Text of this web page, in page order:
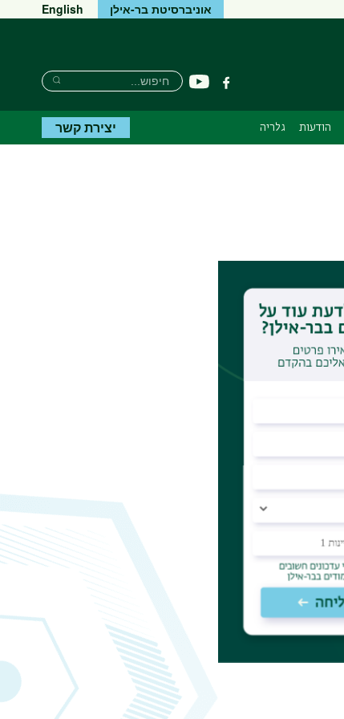
אוניברסיטת בר-אילן English
פייסבוקיוטיוב
חיפוש
חיפוש
חיפוש
הודעות גלריה יצירת קשר